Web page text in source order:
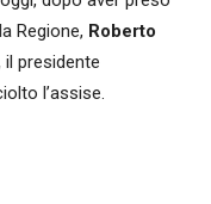
Regione, Roberto
presidente
l’assise.